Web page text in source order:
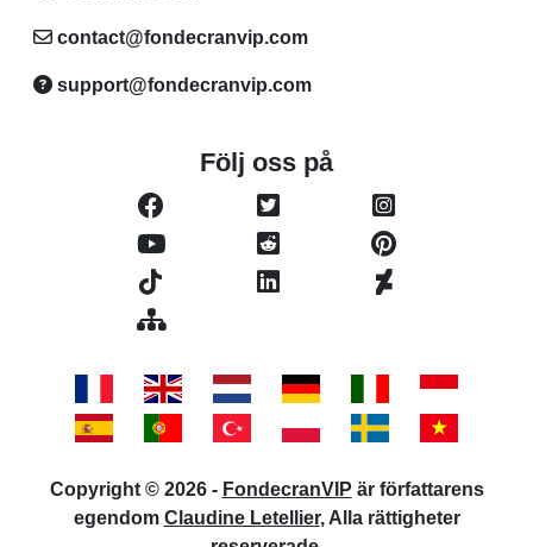
contact@fondecranvip.com
support@fondecranvip.com
Följ oss på
Copyright © 2026 - FondecranVIP är författarens
egendom Claudine Letellier, Alla rättigheter